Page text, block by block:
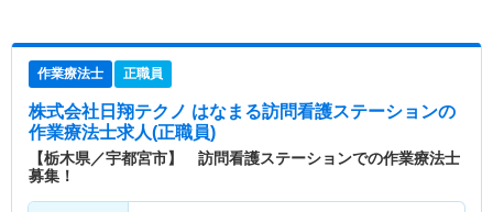
作業療法士 正職員
株式会社日翔テクノ はなまる訪問看護ステーションの
作業療法士求人(正職員)
【栃木県／宇都宮市】 訪問看護ステーションでの作業療法士
募集！